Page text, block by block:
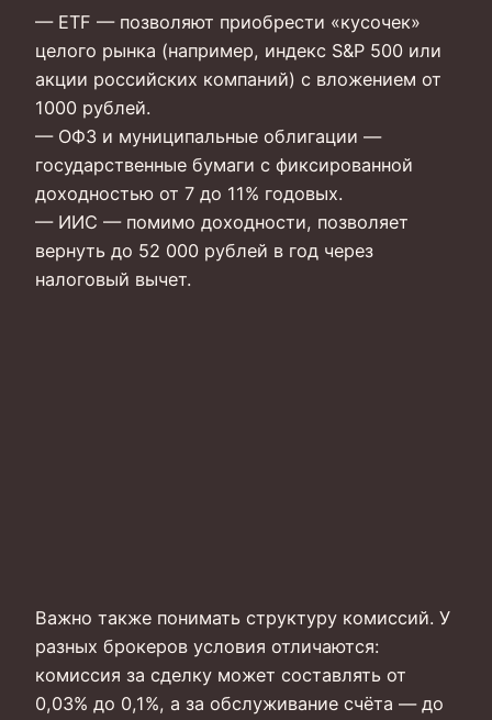
— ETF — позволяют приобрести «кусочек»
целого рынка (например, индекс S&P 500 или
акции российских компаний) с вложением от
1000 рублей.
— ОФЗ и муниципальные облигации —
государственные бумаги с фиксированной
доходностью от 7 до 11% годовых.
— ИИС — помимо доходности, позволяет
вернуть до 52 000 рублей в год через
налоговый вычет.
Важно также понимать структуру комиссий. У
разных брокеров условия отличаются:
комиссия за сделку может составлять от
0,03% до 0,1%, а за обслуживание счёта — до